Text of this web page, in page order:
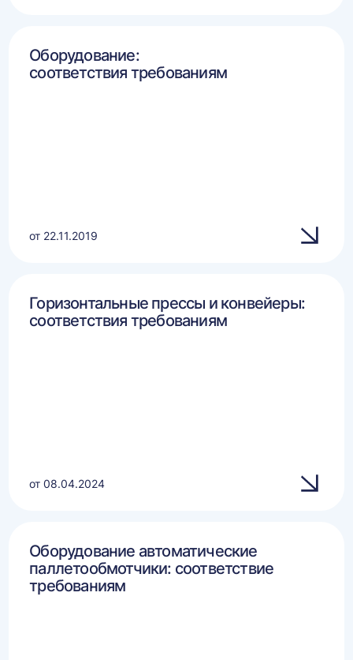
Оборудование:
соответствия требованиям
от 22.11.2019
Горизонтальные прессы и конвейеры:
соответствия требованиям
от 08.04.2024
Оборудование автоматические
паллетообмотчики: соответствие
требованиям